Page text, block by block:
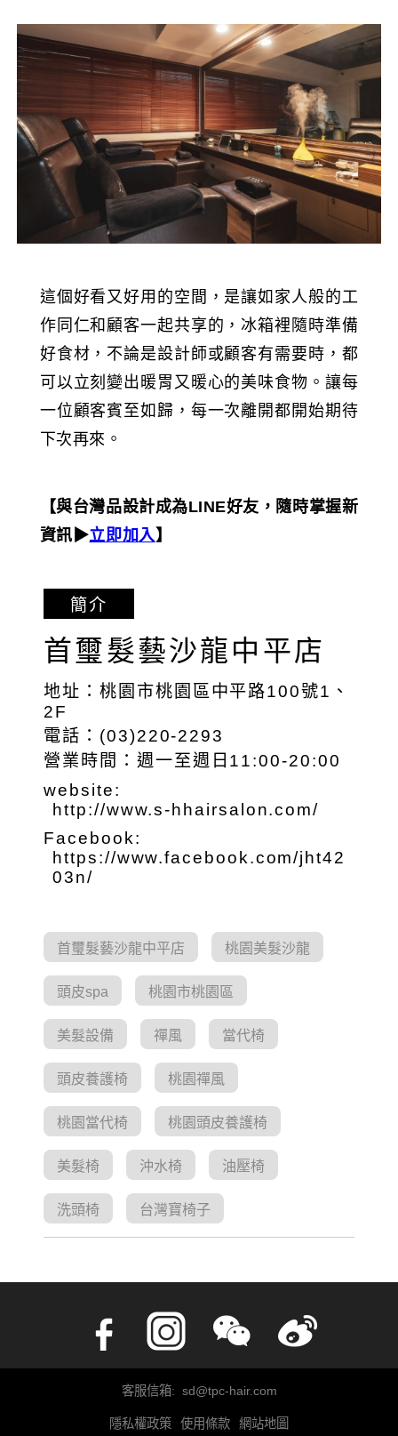
這個好看又好用的空間，是讓如家人般的工
作同仁和顧客一起共享的，冰箱裡隨時準備
好食材，不論是設計師或顧客有需要時，都
可以立刻變出暖胃又暖心的美味食物。讓每
一位顧客賓至如歸，每一次離開都開始期待
下次再來。
【與台灣品設計成為LINE好友，隨時掌握新
資訊▶︎立即加入】
簡介
首璽髮藝沙龍中平店
地址：桃園市桃園區中平路100號1、
2F
電話：(03)220-2293
營業時間：週一至週日11:00-20:00
website:
http://www.s-hhairsalon.com/
Facebook:
https://www.facebook.com/jht42
03n/
首璽髮藝沙龍中平店 桃園美髮沙龍
頭皮spa 桃園市桃園區
美髮設備 禪風 當代椅
頭皮養護椅 桃園禪風
桃園當代椅 桃園頭皮養護椅
美髮椅 沖水椅 油壓椅
洗頭椅 台灣寶椅子
客服信箱: sd@tpc-hair.com
隱私權政策 使用條款 網站地圖